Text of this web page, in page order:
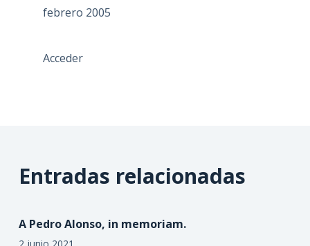
febrero 2005
Acceder
Entradas relacionadas
A Pedro Alonso, in memoriam.